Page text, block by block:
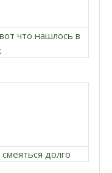
что нашлось в
долго